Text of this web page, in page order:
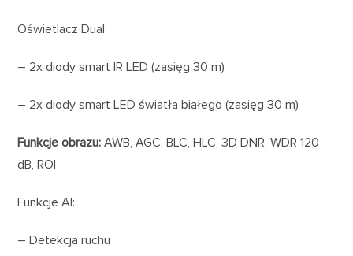
Oświetlacz Dual:
– 2x diody smart IR LED (zasięg 30 m)
– 2x diody smart LED światła białego (zasięg 30 m)
Funkcje obrazu:AWB, AGC, BLC, HLC, 3D DNR, WDR 120
dB, ROI
Funkcje AI:
– Detekcja ruchu